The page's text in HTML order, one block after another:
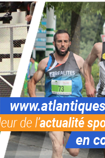
Atlantique
Sport